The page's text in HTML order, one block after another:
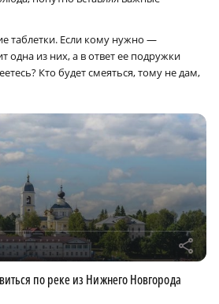
таблетки. Если кому нужно —
одна из них, а в ответ ее подружки
Кто будет смеяться, тому не дам,
r
по реке из Нижнего Новгорода